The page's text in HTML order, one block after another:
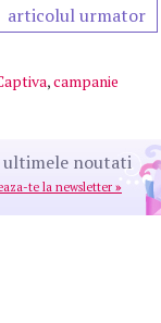
articolul urmator
,campanie
ultimele noutati
te la newsletter »